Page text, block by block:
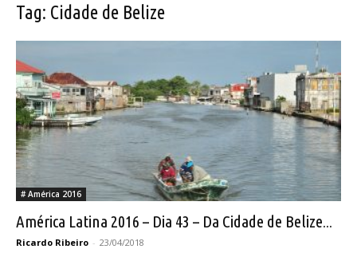
Tag: Cidade de Belize
# América 2016
América Latina 2016 – Dia 43 – Da Cidade de Belize...
Ricardo Ribeiro - 23/04/2018